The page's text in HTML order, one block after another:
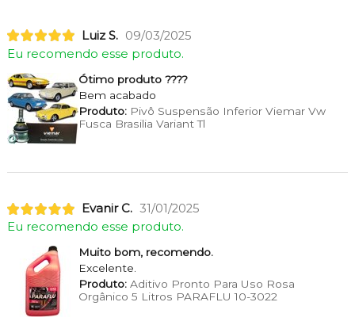
Luiz S. 09/03/2025
Eu recomendo esse produto.
Ótimo produto ????
Bem acabado
Produto:Pivô Suspensão Inferior Viemar Vw
Fusca Brasilia Variant Tl
Evanir C. 31/01/2025
Eu recomendo esse produto.
Muito bom, recomendo.
Excelente.
Produto:Aditivo Pronto Para Uso Rosa
Orgânico 5 Litros PARAFLU 10-3022